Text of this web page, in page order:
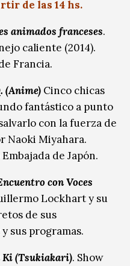
de las 14 hs.
animados franceses.
caliente (2014).
Francia.
(Anime) Cinco chicas
fantástico a punto
con la fuerza de
Naoki Miyahara.
de Japón.
con Voces
Lockhart y su
de sus
sus programas.
Ki (Tsukiakari). Show